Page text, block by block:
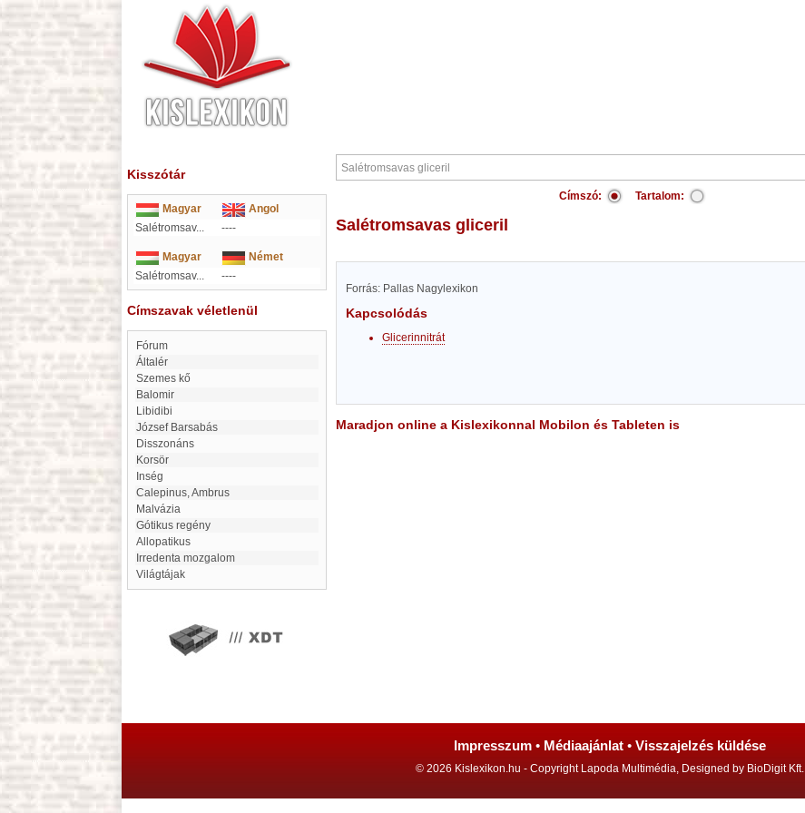
Kisszótár
Magyar
Angol
Salétromsav...
----
Magyar
Német
Salétromsav...
----
Címszavak véletlenül
Fórum
Általér
Szemes kő
Balomir
Libidibi
József Barsabás
Disszonáns
Korsör
Inség
Calepinus, Ambrus
malvázia
gótikus regény
allopatikus
irredenta mozgalom
Világtájak
Címszó: Tartalom:
Salétromsavas gliceril
Forrás: Pallas Nagylexikon
Kapcsolódás
Glicerinnitrát
Maradjon online a Kislexikonnal Mobilon és Tableten is
Impresszum • Médiaajánlat • Visszajelzés küldése
© 2026 Kislexikon.hu - Copyright Lapoda Multimédia, Designed by BioDigit Kft.